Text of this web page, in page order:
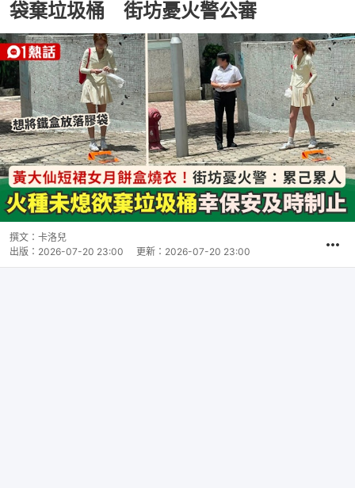
袋棄垃圾桶 街坊憂火警公審
撰文： 卡洛兒
出版： 2026-07-20 23:00 更新： 2026-07-20 23:00